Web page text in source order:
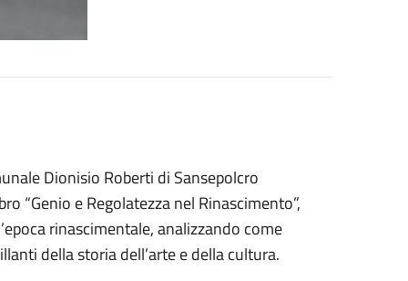
Dionisio Roberti di Sansepolcro
“Genio e Regolatezza nel Rinascimento”,
rinascimentale, analizzando come
della storia dell’arte e della cultura.